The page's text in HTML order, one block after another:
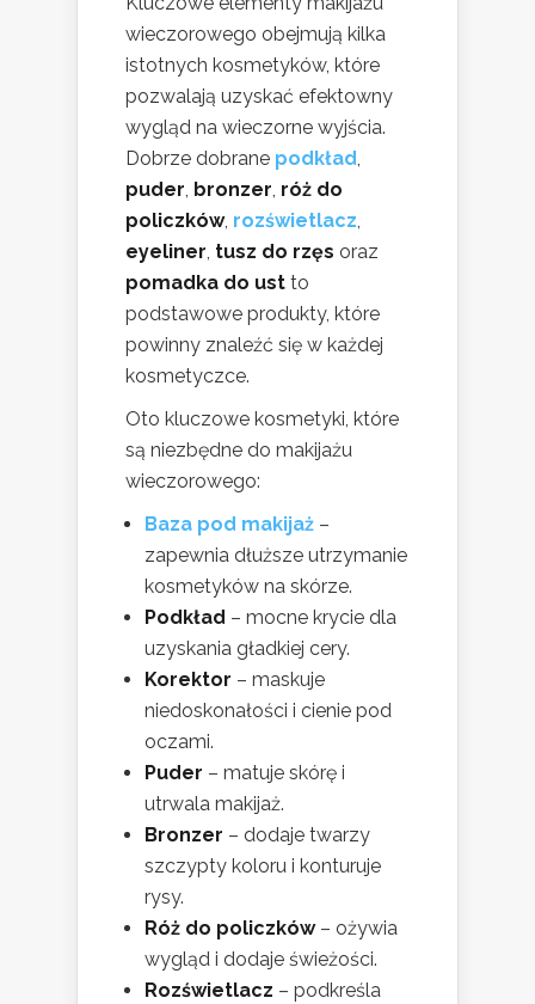
wieczorowego obejmują kilka
istotnych kosmetyków, które
pozwalają uzyskać efektowny
wygląd na wieczorne wyjścia.
Dobrze dobrane podkład,
puder, bronzer, róż do
policzków, rozświetlacz,
eyeliner, tusz do rzęs oraz
pomadka do ust to
podstawowe produkty, które
powinny znaleźć się w każdej
kosmetyczce.
Oto kluczowe kosmetyki, które
są niezbędne do makijażu
wieczorowego:
Baza pod makijaż –
zapewnia dłuższe utrzymanie
kosmetyków na skórze.
Podkład – mocne krycie dla
uzyskania gładkiej cery.
Korektor – maskuje
niedoskonałości i cienie pod
oczami.
Puder – matuje skórę i
utrwala makijaż.
Bronzer – dodaje twarzy
szczypty koloru i konturuje
rysy.
Róż do policzków– ożywia
wygląd i dodaje świeżości.
Rozświetlacz – podkreśla